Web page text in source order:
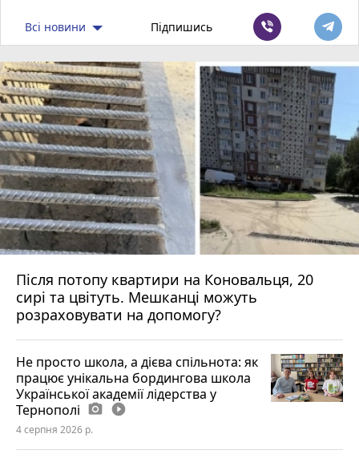
Всі новини Підпишись
Після потопу квартири на Коновальця, 20
сирі та цвітуть. Мешканці можуть
розраховувати на допомогу?
Не просто школа, а дієва спільнота: як
працює унікальна бордингова школа
Української академії лідерства у
Тернополі photo_camera play_circle_filled
4 серпня 2026 р.